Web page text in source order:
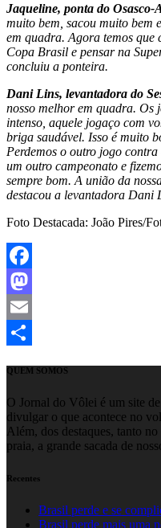
Jaqueline, ponta do Osasco-
muito bem, sacou muito bem
em quadra. Agora temos que
Copa Brasil e pensar na
concluiu a ponteira.
Dani Lins, levantadora do
nosso melhor em quadra. Os
intenso, aquele jogaço com
briga saudável. Isso é muito
Perdemos o outro jogo
um outro campeonato e
sempre bom. A união da
destacou a levantadora Dani
Foto Destacada: João Pires/
Facebook
Mastodon
Email
QUEM SOMOS
O Jornal do Vôlei é um site
divulgar o que acontece no
Além, dos destaques, tanto
praia, a grande sacada de
Recentes
Brasil perde e se
Brasil perde mais uma